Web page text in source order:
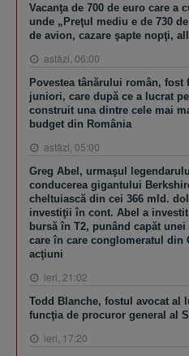
Vacanţa de 700 de euro care a
unde „Preţul mediu e de 730
de avion, cazare şapte nopţi,
astăzi, 06:00
Povestea tânărului român,
juniori, care după ce a lucrat
construit una dintre cele mai
budget din România
astăzi, 05:00
Greg Abel, urmaşul
conducerea gigantului
cheltuiască din cei 366 mld.
investiţii în cont. Abel a
bursă în T2, punând capăt
care în care conglomeratul din
acţiuni
ieri, 21:02
Todd Blanche, fostul avocat al
funcţia de procuror general al
ieri, 17:20